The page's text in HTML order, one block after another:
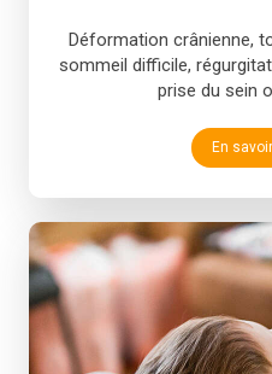
Déformation crânienne,
sommeil difficile,
prise du sein
En